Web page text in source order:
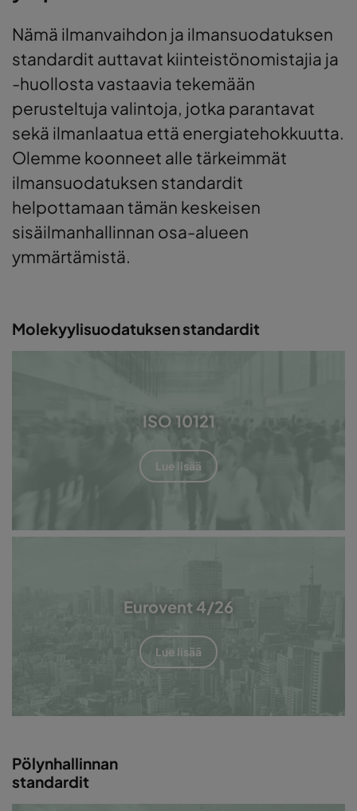
Nämä ilmanvaihdon ja ilmansuodatuksen
standardit auttavat kiinteistönomistajia ja
-huollosta vastaavia tekemään
perusteltuja valintoja, jotka parantavat
sekä ilmanlaatua että energiatehokkuutta.
Olemme koonneet alle tärkeimmät
ilmansuodatuksen standardit
helpottamaan tämän keskeisen
sisäilmanhallinnan osa-alueen
ymmärtämistä.
Molekyylisuodatuksen standardit
ISO 10121
Lue lisää
Eurovent 4/26
Lue lisää
Pölynhallinnan
standardit